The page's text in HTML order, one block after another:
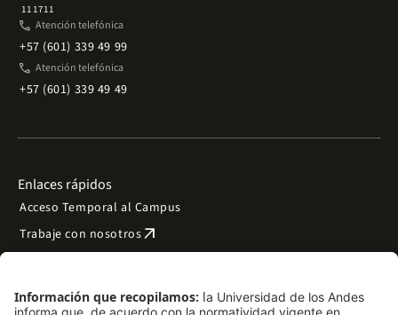
111711
phone Atención telefónica
+57 (601) 339 49 99
phone Atención telefónica
+57 (601) 339 49 49
Enlaces rápidos
Acceso Temporal al Campus
Trabaje con nosotrosarrow_outward
Preguntas frecuentes